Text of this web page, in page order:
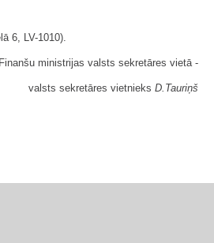
6, LV-1010).
Finanšu ministrijas valsts sekretāres vietā -
valsts sekretāres vietnieks D.Tauriņš